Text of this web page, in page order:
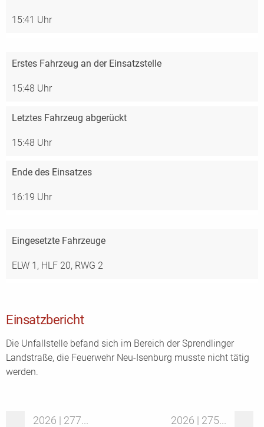
15:41 Uhr
Erstes Fahrzeug an der Einsatzstelle
15:48 Uhr
Letztes Fahrzeug abgerückt
15:48 Uhr
Ende des Einsatzes
16:19 Uhr
Eingesetzte Fahrzeuge
ELW 1, HLF 20, RWG 2
Einsatzbericht
Die Unfallstelle befand sich im Bereich der Sprendlinger
Landstraße, die Feuerwehr Neu-Isenburg musste nicht tätig
werden.
2026 | 277... 2026 | 275...